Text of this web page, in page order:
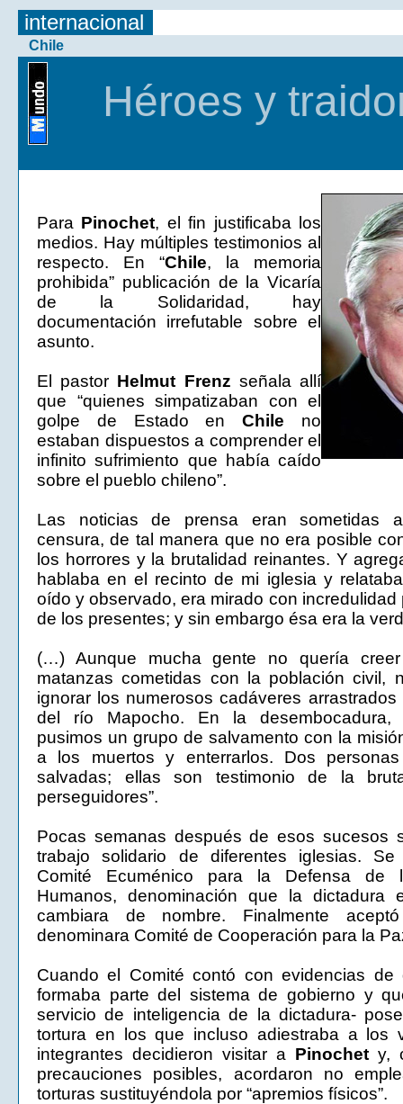
internacional
Chile
Héroes y
Para Pinochet, el fin justificaba los
medios. Hay múltiples testimonios al
respecto. En “Chile, la memoria
prohibida” publicación de la Vicaría
de la Solidaridad, hay
documentación irrefutable sobre el
asunto.
El pastor Helmut Frenz señala allí
que “quienes simpatizaban con el
golpe de Estado enChile no
estaban dispuestos a comprender el
infinito sufrimiento que había caído
sobre el pueblo chileno”.
Las noticias de prensa eran sometidas
censura, de tal manera que no era posible
los horrores y la brutalidad reinantes. Y
hablaba en el recinto de mi iglesia y
oído y observado, era mirado con incredulidad
de los presentes; y sin embargo ésa era la
(…) Aunque mucha gente no quería
matanzas cometidas con la población civil,
ignorar los numerosos cadáveres
del río Mapocho. En la desembocadura,
pusimos un grupo de salvamento con la
a los muertos y enterrarlos. Dos
salvadas; ellas son testimonio de la
perseguidores”.
Pocas semanas después de esos sucesos
trabajo solidario de diferentes iglesias.
Comité Ecuménico para la Defensa de
Humanos, denominación que la dictadura
cambiara de nombre. Finalmente
denominara Comité de Cooperación para la
Cuando el Comité contó con evidencias de
formaba parte del sistema de gobierno y
servicio de inteligencia de la dictadura-
tortura en los que incluso adiestraba a los
integrantes decidieron visitar a Pinochet y,
precauciones posibles, acordaron no
torturas sustituyéndola por “apremios físicos”.